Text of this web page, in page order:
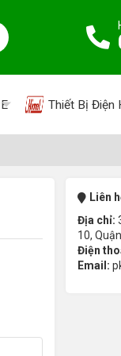
Thiết Bị Điện
Liên
Địa chỉ:
10,
Điện
Email: